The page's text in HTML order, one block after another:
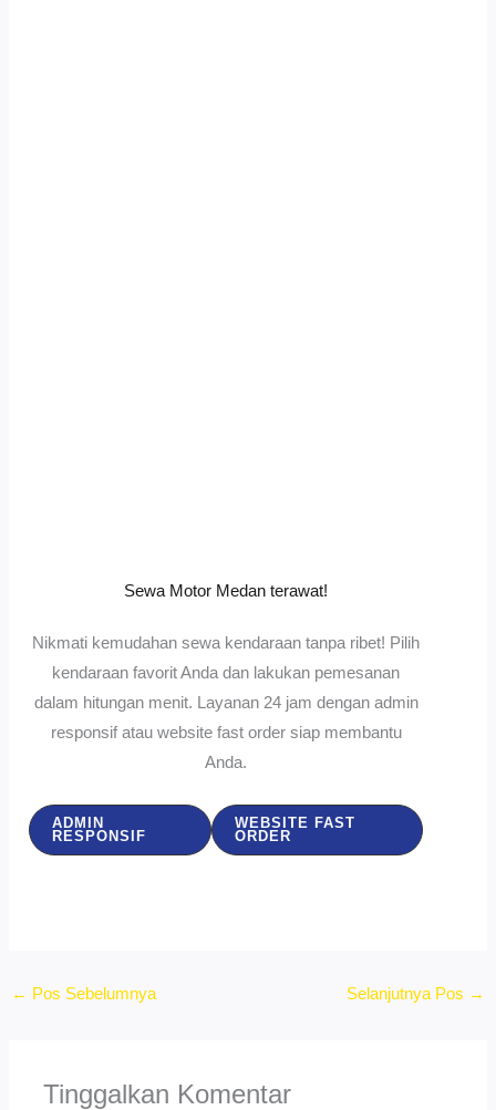
Sewa Motor Medan terawat!
Nikmati kemudahan sewa kendaraan tanpa ribet! Pilih
kendaraan favorit Anda dan lakukan pemesanan
dalam hitungan menit. Layanan 24 jam dengan admin
responsif atau website fast order siap membantu
Anda.
ADMIN
RESPONSIF
WEBSITE FAST
ORDER
← Pos Sebelumnya Selanjutnya Pos →
Tinggalkan Komentar